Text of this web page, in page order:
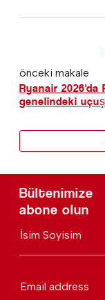
önceki makale
Ryanair
genelindeki
Bültenimize
abone olun
İsim Soyisim
Email address